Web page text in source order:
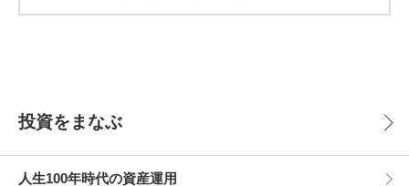
投資をまなぶ
人生100年時代の資産運用